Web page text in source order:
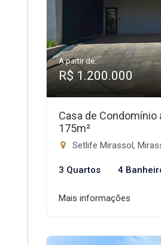
A partir de:
R$ 1.200.000
Casa de Condomínio
175m²
Setlife Mirassol,
3 Quartos 4
Mais informações